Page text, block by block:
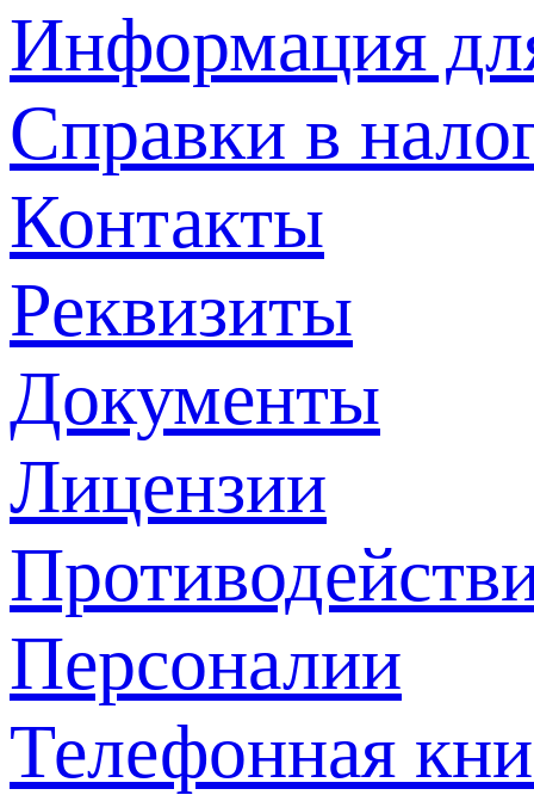
Информация
Справки в
Контакты
Реквизиты
Документы
Лицензии
Персоналии
Телефонная